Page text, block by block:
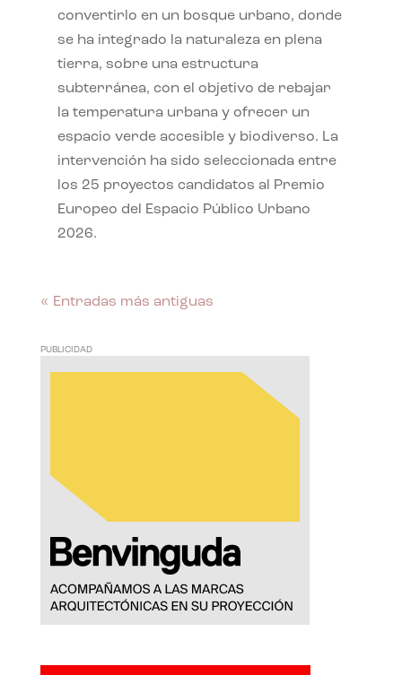
convertirlo en un bosque urbano, donde
se ha integrado la naturaleza en plena
tierra, sobre una estructura
subterránea, con el objetivo de rebajar
la temperatura urbana y ofrecer un
espacio verde accesible y biodiverso. La
intervención ha sido seleccionada entre
los 25 proyectos candidatos al Premio
Europeo del Espacio Público Urbano
2026.
« Entradas más antiguas
PUBLICIDAD